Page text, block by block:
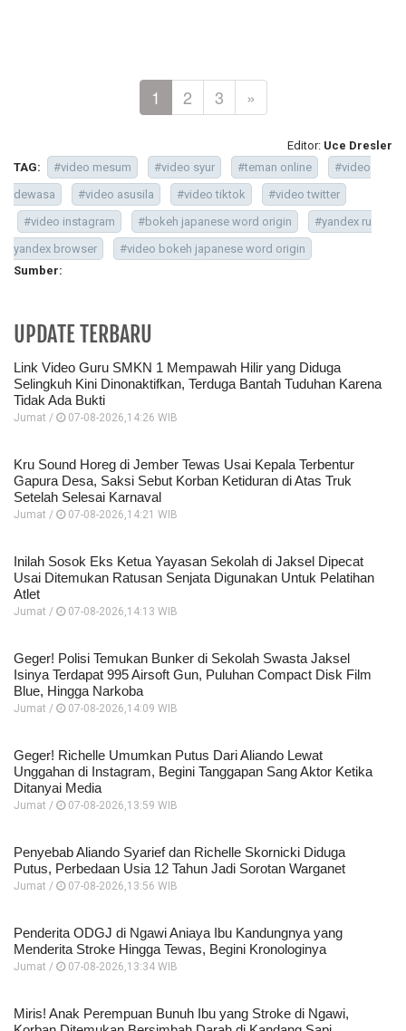
1 2 3 »
Editor: Uce Dresler
TAG:
#video mesum #video syur #teman online
#video
dewasa
#video asusila #video tiktok
#video twitter
#video instagram
#bokeh japanese word origin
#yandex ru
yandex browser
#video bokeh japanese word origin
Sumber:
UPDATE TERBARU
Link Video Guru SMKN 1 Mempawah Hilir yang Diduga
Selingkuh Kini Dinonaktifkan, Terduga Bantah Tuduhan Karena
Tidak Ada Bukti
Jumat / 07-08-2026,14:26 WIB
Kru Sound Horeg di Jember Tewas Usai Kepala Terbentur
Gapura Desa, Saksi Sebut Korban Ketiduran di Atas Truk
Setelah Selesai Karnaval
Jumat / 07-08-2026,14:21 WIB
Inilah Sosok Eks Ketua Yayasan Sekolah di Jaksel Dipecat
Usai Ditemukan Ratusan Senjata Digunakan Untuk Pelatihan
Atlet
Jumat / 07-08-2026,14:13 WIB
Geger! Polisi Temukan Bunker di Sekolah Swasta Jaksel
Isinya Terdapat 995 Airsoft Gun, Puluhan Compact Disk Film
Blue, Hingga Narkoba
Jumat / 07-08-2026,14:09 WIB
Geger! Richelle Umumkan Putus Dari Aliando Lewat
Unggahan di Instagram, Begini Tanggapan Sang Aktor Ketika
Ditanyai Media
Jumat / 07-08-2026,13:59 WIB
Penyebab Aliando Syarief dan Richelle Skornicki Diduga
Putus, Perbedaan Usia 12 Tahun Jadi Sorotan Warganet
Jumat / 07-08-2026,13:56 WIB
Penderita ODGJ di Ngawi Aniaya Ibu Kandungnya yang
Menderita Stroke Hingga Tewas, Begini Kronologinya
Jumat / 07-08-2026,13:34 WIB
Miris! Anak Perempuan Bunuh Ibu yang Stroke di Ngawi,